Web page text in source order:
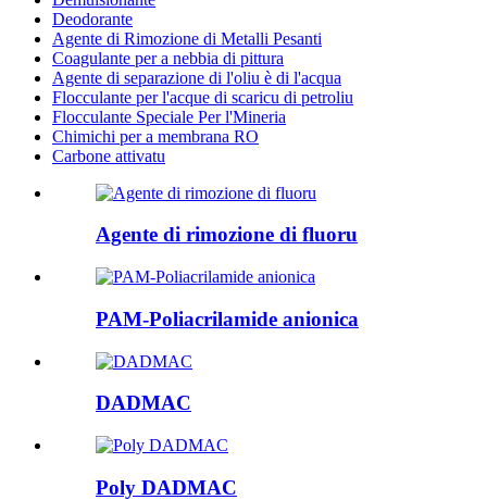
Deodorante
Agente di Rimozione di Metalli Pesanti
Coagulante per a nebbia di pittura
Agente di separazione di l'oliu è di l'acqua
Flocculante per l'acque di scaricu di petroliu
Flocculante Speciale Per l'Mineria
Chimichi per a membrana RO
Carbone attivatu
Agente di rimozione di fluoru
PAM-Poliacrilamide anionica
DADMAC
Poly DADMAC